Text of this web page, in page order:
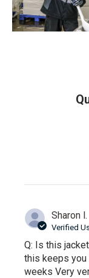
Sharon l.
Verified
Q: Is this
this keeps you
weeks Very